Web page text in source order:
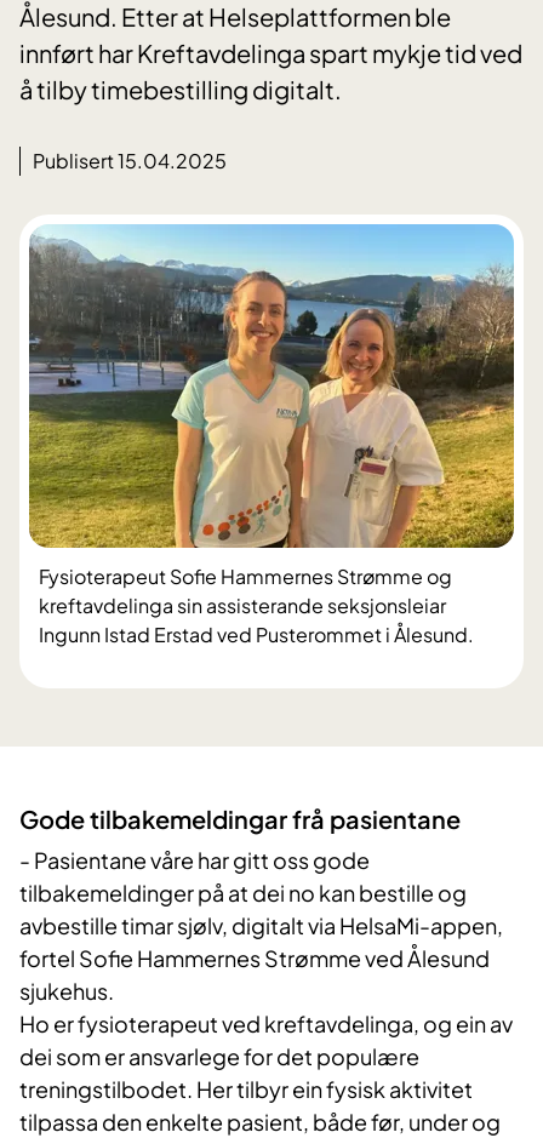
Ålesund. Etter at Helseplattformen ble
innført har Kreftavdelinga spart mykje tid ved
å tilby timebestilling digitalt.
Publisert 15.04.2025
Fysioterapeut Sofie Hammernes Strømme og
kreftavdelinga sin assisterande seksjonsleiar
Ingunn Istad Erstad ved Pusterommet i Ålesund.
Gode tilbakemeldingar frå pasientane
- Pasientane våre har gitt oss gode
tilbakemeldinger på at dei no kan bestille og
avbestille timar sjølv, digitalt via HelsaMi-appen,
fortel Sofie Hammernes Strømme ved Ålesund
sjukehus.
Ho er fysioterapeut ved kreftavdelinga, og ein av
dei som er ansvarlege for det populære
treningstilbodet. Her tilbyr ein fysisk aktivitet
tilpassa den enkelte pasient, både før, under og